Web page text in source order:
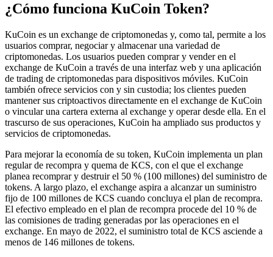
¿Cómo funciona KuCoin Token?
KuCoin es un exchange de criptomonedas y, como tal, permite a los
usuarios comprar, negociar y almacenar una variedad de
criptomonedas. Los usuarios pueden comprar y vender en el
exchange de KuCoin a través de una interfaz web y una aplicación
de trading de criptomonedas para dispositivos móviles. KuCoin
también ofrece servicios con y sin custodia; los clientes pueden
mantener sus criptoactivos directamente en el exchange de KuCoin
o vincular una cartera externa al exchange y operar desde ella. En el
trascurso de sus operaciones, KuCoin ha ampliado sus productos y
servicios de criptomonedas.
Para mejorar la economía de su token, KuCoin implementa un plan
regular de recompra y quema de KCS, con el que el exchange
planea recomprar y destruir el 50 % (100 millones) del suministro de
tokens. A largo plazo, el exchange aspira a alcanzar un suministro
fijo de 100 millones de KCS cuando concluya el plan de recompra.
El efectivo empleado en el plan de recompra procede del 10 % de
las comisiones de trading generadas por las operaciones en el
exchange. En mayo de 2022, el suministro total de KCS asciende a
menos de 146 millones de tokens.